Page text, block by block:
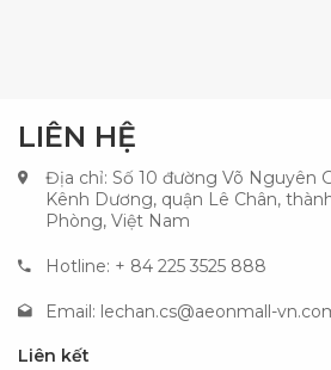
LIÊN HỆ
Địa chỉ: Số 10 đường Võ Nguyên
Kênh Dương, quận Lê Chân,
Phòng, Việt Nam
Hotline: + 84 225 3525 888
Email: lechan.cs@aeonmall-
Liên kết